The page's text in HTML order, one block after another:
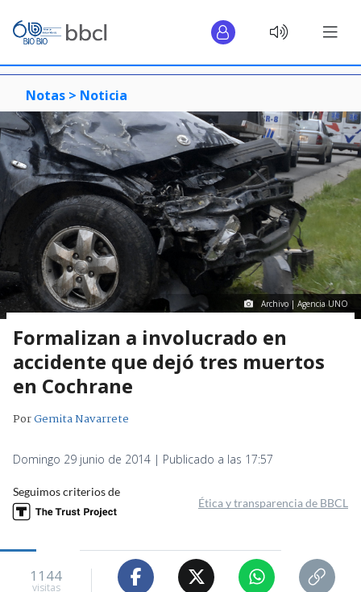
Notas > Noticia
Archivo | Agencia UNO
Formalizan a involucrado en
accidente que dejó tres muertos
en Cochrane
PorGemita Navarrete
Domingo 29 junio de 2014 | Publicado a las 17:57
Seguimos criterios de
Ética y transparencia de BBCL
1144
visitas